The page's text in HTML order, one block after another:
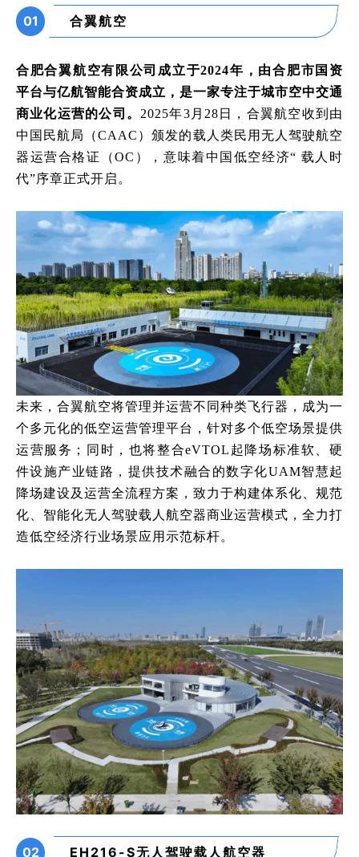
01 合翼航空
合肥合翼航空有限公司成立于2024年，由合肥市国资
平台与亿航智能合资成立，是一家专注于城市空中交通
商业化运营的公司 。 2025年3月28日，合翼航空收到由
中国民航局（CAAC）颁发的载人类民用无人驾驶航空
器运营合格证（OC），意味着中国低空经济“ 载人时
代”序章正式开启。
未来，合翼航空将管理并运营不同种类飞行器，成为一
个多元化的低空运营管理平台，针对多个低空场景提供
运营服务；同时，也将整合eVTOL起降场标准软、硬
件设施产业链路，提供技术融合的数字化UAM智慧起
降场建设及运营全流程方案，致力于构建体系化、规范
化、智能化无人驾驶载人航空器商业运营模式，全力打
造低空经济行业场景应用示范标杆。
02 EH216-S无人驾驶载人航空器